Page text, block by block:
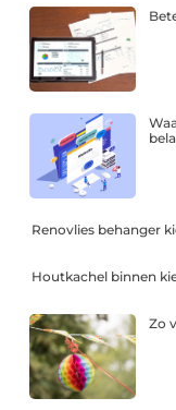
Renovlies behanger
Houtkachel binnen
Zo